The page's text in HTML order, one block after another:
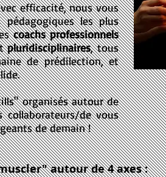
efficacité, nous vous
pédagogiques les plus
coachs professionnels
pluridisciplinaires, tous
de prédilection, et
organisés autour de
de vous
de demain !
autour de 4 axes :